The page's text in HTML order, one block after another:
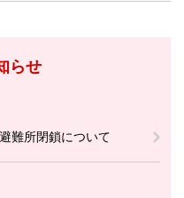
らせ
難所閉鎖について